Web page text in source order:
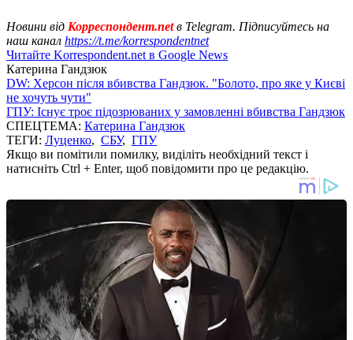
Новини від Корреспондент.netв Telegram. Підписуйтесь на
наш канал https://t.me/korrespondentnet
Читайте Korrespondent.net в Google News
Катерина Гандзюк
DW: Херсон після вбивства Гандзюк. "Болото, про яке у Києві
не хочуть чути"
ГПУ: Існує троє підозрюваних у замовленні вбивства Гандзюк
СПЕЦТЕМА: Катерина Гандзюк
ТЕГИ: Луценко, СБУ, ГПУ
Якщо ви помітили помилку, виділіть необхідний текст і
натисніть Ctrl + Enter, щоб повідомити про це редакцію.